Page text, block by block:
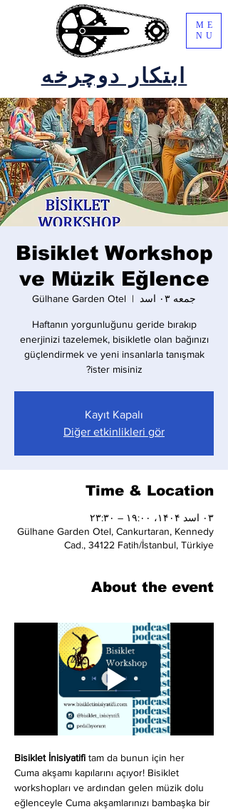
ابتکار دوچرخه
ME
NU
Bisiklet Workshop
ve Müzik Eğlence
جمعه ۰۳ اسد
  |
Gülhane Garden Otel
Haftanın yorgunluğunu geride bırakıp
enerjinizi tazelemek, bisikletle olan bağınızı
güçlendirmek ve yeni insanlarla tanışmak
ister misiniz?
Kayıt Kapalı
Diğer etkinlikleri gör
Time & Location
۰۳ اسد ۱۴۰۴، ۱۹:۰۰ – ۲۳:۳۰
Gülhane Garden Otel, Cankurtaran, Kennedy
Cad., 34122 Fatih/İstanbul, Türkiye
About the event
Bisiklet İnisiyatifi tam da bunun için her
Cuma akşamı kapılarını açıyor! Bisiklet
workshopları ve ardından gelen müzik dolu
eğlenceyle Cuma akşamlarınızı bambaşka bir